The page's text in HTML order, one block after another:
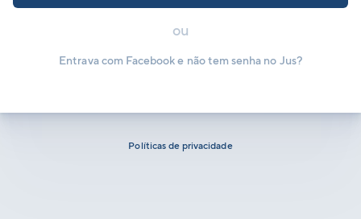
ou
Entrava com Facebook e não tem senha no Jus?
Políticas de privacidade